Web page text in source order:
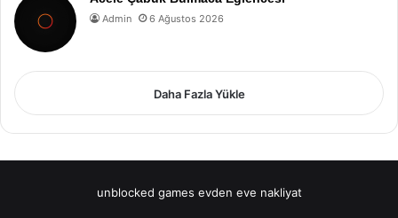
Admin 6 Ağustos 2026
Daha Fazla Yükle
unblocked games evden eve nakliyat